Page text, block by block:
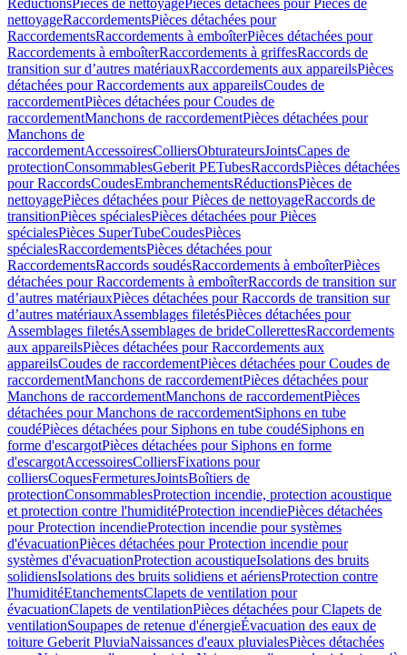
RéductionsPièces de nettoyagePièces détachées pour Pièces de
nettoyageRaccordementsPièces détachées pour
RaccordementsRaccordements à emboîterPièces détachées pour
Raccordements à emboîterRaccordements à griffesRaccords de
transition sur d’autres matériauxRaccordements aux appareilsPièces
détachées pour Raccordements aux appareilsCoudes de
raccordementPièces détachées pour Coudes de
raccordementManchons de raccordementPièces détachées pour
Manchons de
raccordementAccessoiresColliersObturateursJointsCapes de
protectionConsommablesGeberit PETubesRaccordsPièces détachées
pour RaccordsCoudesEmbranchementsRéductionsPièces de
nettoyagePièces détachées pour Pièces de nettoyageRaccords de
transitionPièces spécialesPièces détachées pour Pièces
spécialesPièces SuperTubeCoudesPièces
spécialesRaccordementsPièces détachées pour
RaccordementsRaccords soudésRaccordements à emboîterPièces
détachées pour Raccordements à emboîterRaccords de transition sur
d’autres matériauxPièces détachées pour Raccords de transition sur
d’autres matériauxAssemblages filetésPièces détachées pour
Assemblages filetésAssemblages de brideCollerettesRaccordements
aux appareilsPièces détachées pour Raccordements aux
appareilsCoudes de raccordementPièces détachées pour Coudes de
raccordementManchons de raccordementPièces détachées pour
Manchons de raccordementManchons de raccordementPièces
détachées pour Manchons de raccordementSiphons en tube
coudéPièces détachées pour Siphons en tube coudéSiphons en
forme d'escargotPièces détachées pour Siphons en forme
d'escargotAccessoiresColliersFixations pour
colliersCoquesFermeturesJointsBoîtiers de
protectionConsommablesProtection incendie, protection acoustique
et protection contre l'humiditéProtection incendiePièces détachées
pour Protection incendieProtection incendie pour systèmes
d'évacuationPièces détachées pour Protection incendie pour
systèmes d'évacuationProtection acoustiqueIsolations des bruits
solidiensIsolations des bruits solidiens et aériensProtection contre
l'humiditéEtanchementsClapets de ventilation pour
évacuationClapets de ventilationPièces détachées pour Clapets de
ventilationSoupapes de retenue d'énergieÉvacuation des eaux de
toiture Geberit PluviaNaissances d'eaux pluvialesPièces détachées